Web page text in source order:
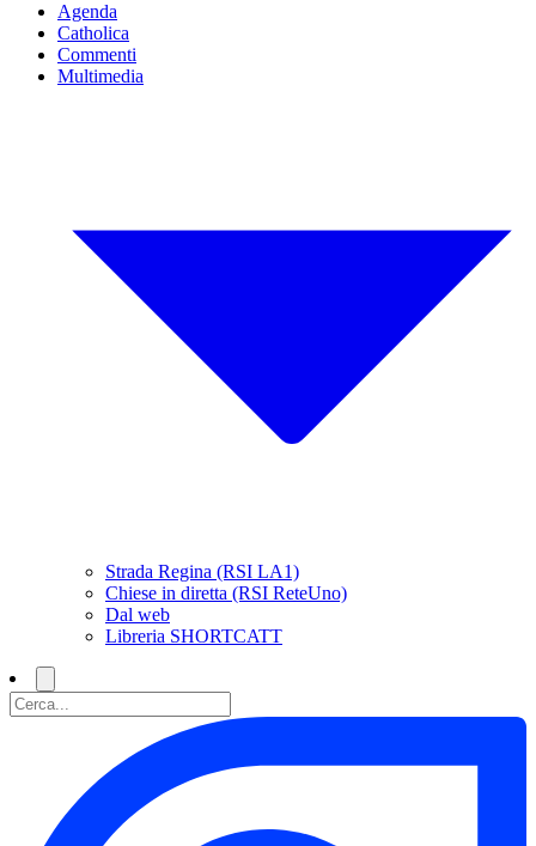
Agenda
Catholica
Commenti
Multimedia
Strada Regina (RSI LA1)
Chiese in diretta (RSI ReteUno)
Dal web
Libreria SHORTCATT